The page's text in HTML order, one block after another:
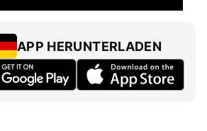
APP HERUNTERLADEN